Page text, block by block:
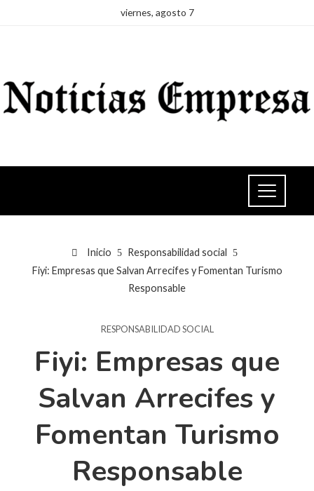
viernes, agosto 7
Inicio
Responsabilidad social
Fiyi: Empresas que Salvan Arrecifes y Fomentan Turismo
Responsable
RESPONSABILIDAD SOCIAL
Fiyi: Empresas que
Salvan Arrecifes y
Fomentan Turismo
Responsable